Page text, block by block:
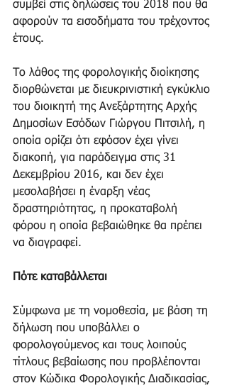
συμβεί στις δηλώσεις του 2018 που θα
αφορούν τα εισοδήματα του τρέχοντος
έτους.
Το λάθος της φορολογικής διοίκησης
διορθώνεται με διευκρινιστική εγκύκλιο
του διοικητή της Ανεξάρτητης Αρχής
Δημοσίων Εσόδων Γιώργου Πιτσιλή, η
οποία ορίζει ότι εφόσον έχει γίνει
διακοπή, για παράδειγμα στις 31
Δεκεμβρίου 2016, και δεν έχει
μεσολαβήσει η έναρξη νέας
δραστηριότητας, η προκαταβολή
φόρου η οποία βεβαιώθηκε θα πρέπει
να διαγραφεί.
Πότε καταβάλλεται
Σύμφωνα με τη νομοθεσία, με βάση τη
δήλωση που υποβάλλει ο
φορολογούμενος και τους λοιπούς
τίτλους βεβαίωσης που προβλέπονται
στον Κώδικα Φορολογικής Διαδικασίας,